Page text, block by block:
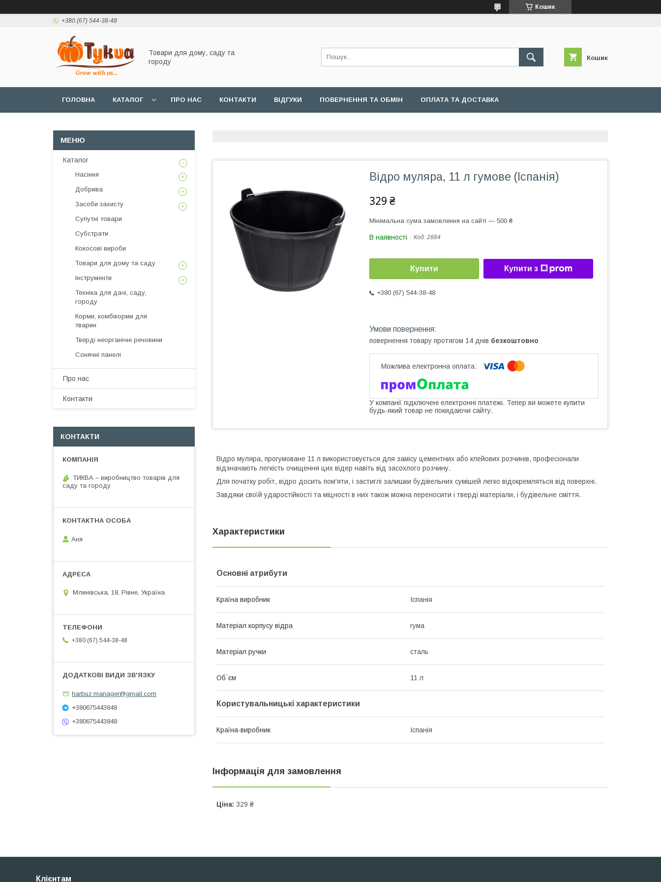
Кошик
+380 (67) 544-38-48
Товари для дому, саду та
городу
Кошик
ГОЛОВНА КАТАЛОГ ПРО НАС КОНТАКТИ ВІДГУКИ ПОВЕРНЕННЯ ТА ОБМІН ОПЛАТА ТА ДОСТАВКА
Відро муляра, 11 л гумове (Іспанія)
329 ₴
Мінімальна сума замовлення на сайті — 500 ₴
В наявності Код: 2884
Купити Купити з
+380 (67) 544-38-48
повернення товару протягом 14 днів безкоштовно
У компанії підключені електронні платежі. Тепер ви можете купити
будь-який товар не покидаючи сайту.
Відро муляра, прогумоване 11 л використовується для замісу цементних або клейових розчинів, професіонали
відзначають легкість очищення цих відер навіть від засохлого розчину.
Для початку робіт, відро досить пом'яти, і застиглі залишки будівельних сумішей легко відокремляться від поверхні.
Завдяки своїй ударостійкості та міцності в них також можна переносити і тверді матеріали, і будівельне сміття.
Характеристики
Основні атрибути
Країна виробник Іспанія
Матеріал корпусу відра гума
Матеріал ручки сталь
Об`єм 11 л
Користувальницькі характеристики
Країна-виробник Іспанія
Інформація для замовлення
Ціна: 329 ₴
Каталог
Насіння
Добрива
Засоби захисту
Супутні товари
Субстрати
Кокосові вироби
Товари для дому та саду
Інструменти
Техніка для дачі, саду,
городу
Корми, комбікорми для
тварин
Тверді неорганічні речовини
Сонячні панелі
Про нас
Контакти
КОНТАКТИ
ТИКВА – виробництво товарів для
саду та городу
Аня
Млинівська, 18, Рівне, Україна
+380 (67) 544-38-48
harbuz.manager@gmail.com
+380675443848
+380675443848
Клієнтам